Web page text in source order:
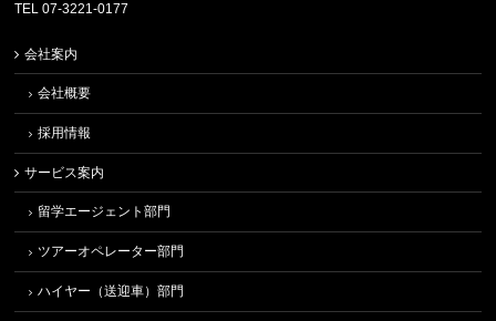
TEL 07-3221-0177
会社案内
会社概要
採用情報
サービス案内
留学エージェント部門
ツアーオペレーター部門
ハイヤー（送迎車）部門